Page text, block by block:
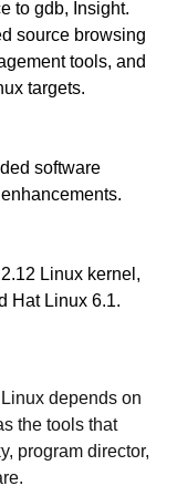
to gdb, Insight.
source browsing
tools, and
targets.
software
Linux kernel,
Hat Linux 6.1.
depends on
the tools that
program director,